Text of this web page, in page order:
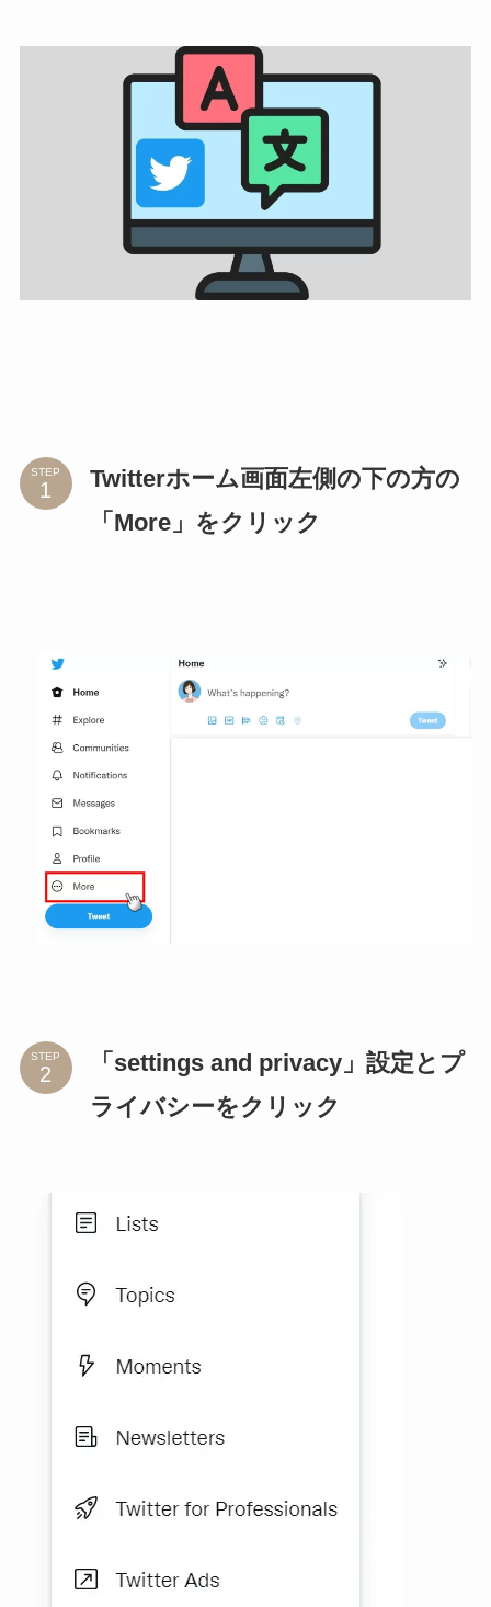
STEP
Twitterホーム画面左側の下の方の
「More」をクリック
STEP
「settings and privacy」設定とプ
ライバシーをクリック